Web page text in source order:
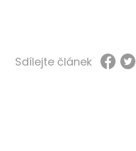
Sdílejte článek